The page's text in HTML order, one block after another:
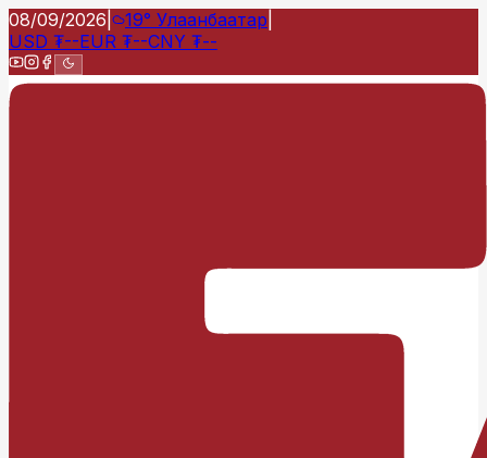
08/09/2026 19° Улаанбаатар
USD ₮--EUR ₮--CNY ₮--